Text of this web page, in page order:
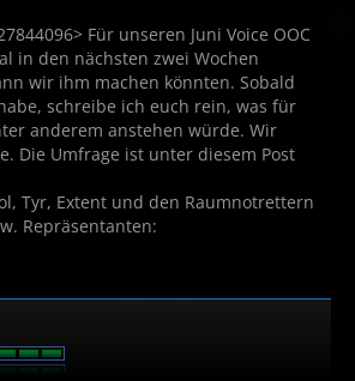
Für unseren Juni Voice OOC
in den nächsten zwei Wochen
wir ihm machen könnten. Sobald
schreibe ich euch rein, was für
anderem anstehen würde. Wir
Die Umfrage ist unter diesem Post
Tyr, Extent und den Raumnotrettern
Repräsentanten: